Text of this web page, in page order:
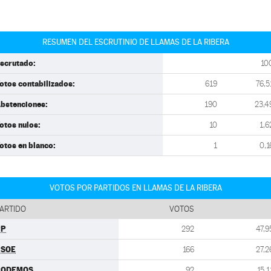
RESUMEN DEL ESCRUTINIO DE LLAMAS DE LA RIBERA
contabilizados: 619
190
nulos: 10
en blanco: 1
VOTOS POR PARTIDOS EN LLAMAS DE LA RIBERA
VOTOS
292
166